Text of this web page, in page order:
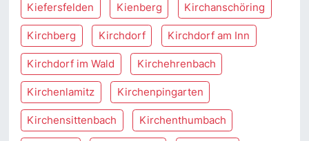
Kiefersfelden Kienberg Kirchanschöring
Kirchberg Kirchdorf Kirchdorf am Inn
Kirchdorf im Wald Kirchehrenbach
Kirchenlamitz Kirchenpingarten
Kirchensittenbach Kirchenthumbach